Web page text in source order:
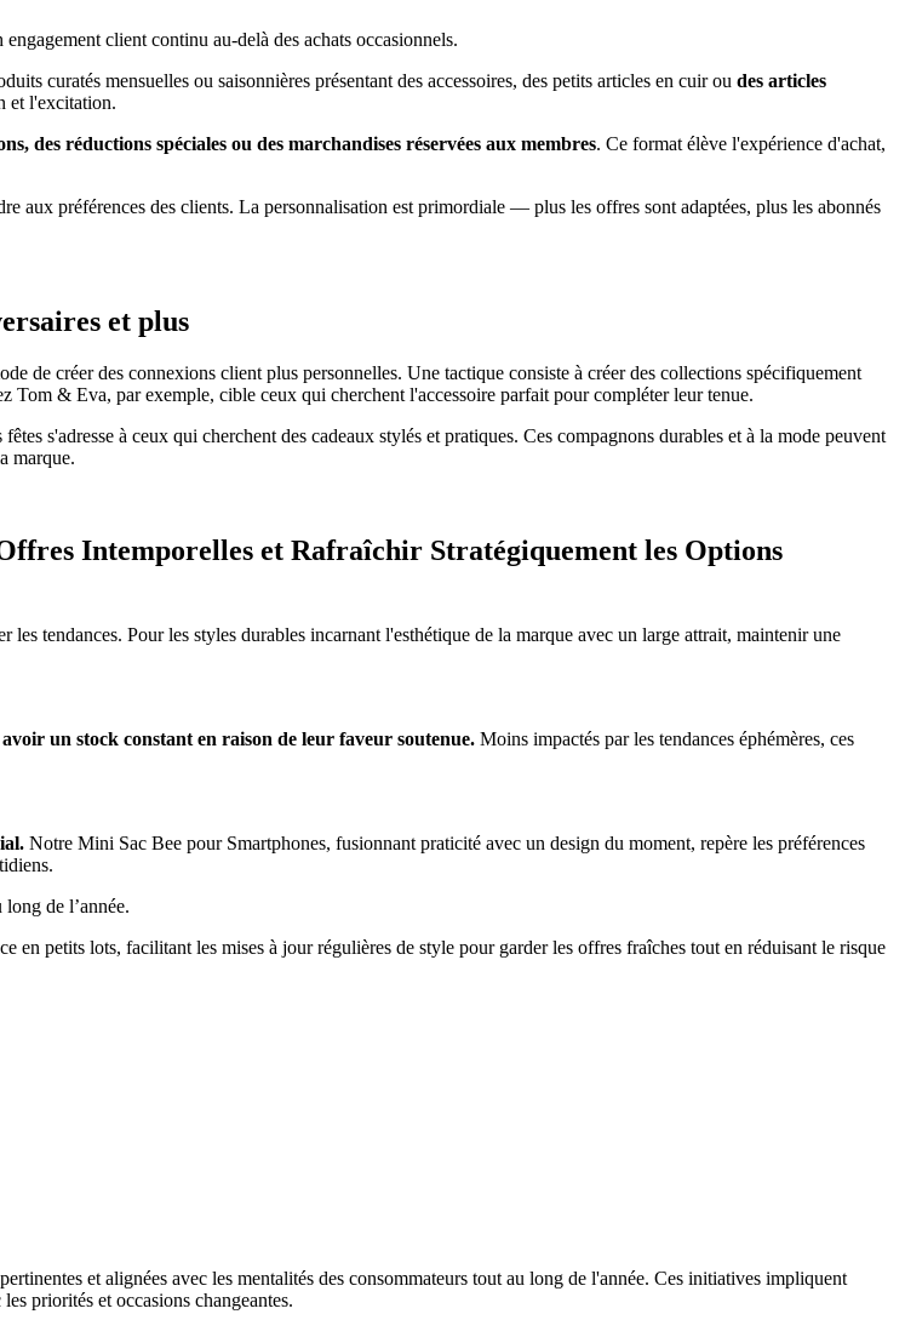
client continu au-delà des achats occasionnels.
curatés mensuelles ou saisonnières présentant des accessoires, des petits articles en cuir ou des articles
et l'excitation.
des réductions spéciales ou des marchandises réservées aux membres. Ce format élève l'expérience d'achat,
aux préférences des clients. La personnalisation est primordiale — plus les offres sont adaptées, plus les abonnés
et plus
de créer des connexions client plus personnelles. Une tactique consiste à créer des collections spécifiquement
Tom & Eva, par exemple, cible ceux qui cherchent l'accessoire parfait pour compléter leur tenue.
s'adresse à ceux qui cherchent des cadeaux stylés et pratiques. Ces compagnons durables et à la mode peuvent
marque.
Intemporelles et Rafraîchir Stratégiquement les Options
tendances. Pour les styles durables incarnant l'esthétique de la marque avec un large attrait, maintenir une
un stock constant en raison de leur faveur soutenue. Moins impactés par les tendances éphémères, ces
Notre Mini Sac Bee pour Smartphones, fusionnant praticité avec un design du moment, repère les préférences
de l’année.
petits lots, facilitant les mises à jour régulières de style pour garder les offres fraîches tout en réduisant le risque
et alignées avec les mentalités des consommateurs tout au long de l'année. Ces initiatives impliquent
priorités et occasions changeantes.